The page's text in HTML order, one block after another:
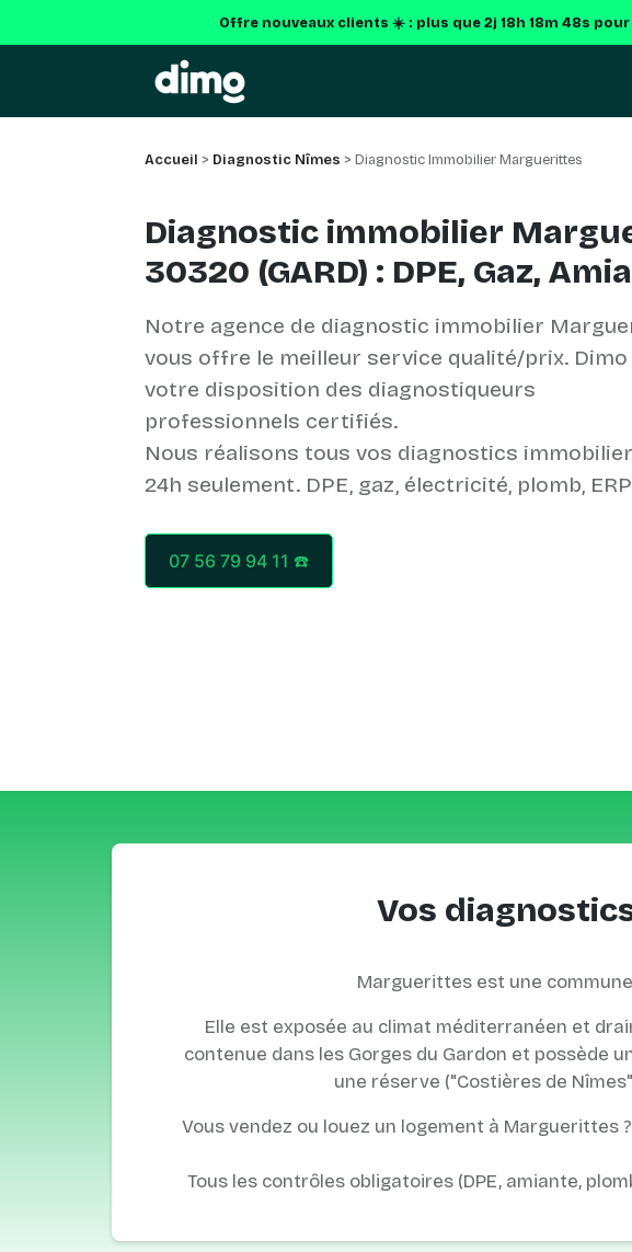
Offre nouveaux clients ☀️ : plus que 2j 18h 18m 48s pour
Accueil > Diagnostic Nîmes > Diagnostic Immobilier Marguerittes
Diagnostic immobilier
30320 (GARD) : DPE, Gaz,
Notre agence de diagnostic immobilier
vous offre le meilleur service qualité/prix. Dimo
votre disposition des diagnostiqueurs
professionnels certifiés.
Nous réalisons tous vos diagnostics
07 56 79 94 11 ☎️
Vos
Marguerittes est une
Elle est exposée au climat méditerranéen et
contenue dans les Gorges du Gardon et possède
une réserve ("Costières de
Vous vendez ou louez un logement à
Tous les contrôles obligatoires (DPE, amiante,